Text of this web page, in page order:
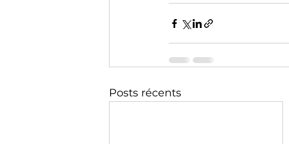
Posts récents